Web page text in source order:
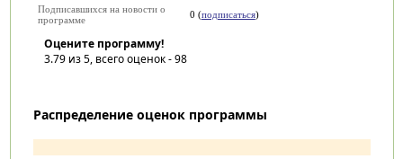
Подписавшихся на новости о
программе
0 (подписаться)
Оцените программу!
3.79из 5, всего оценок -98
Распределение оценок программы